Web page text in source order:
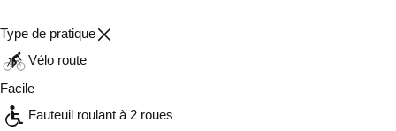
Type de pratique
Vélo route
Facile
Fauteuil roulant à 2 roues